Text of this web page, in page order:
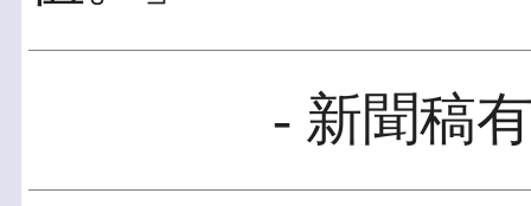
- 新聞稿